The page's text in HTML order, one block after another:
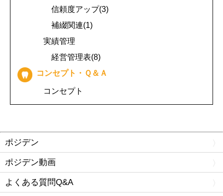
信頼度アップ(3)
補綴関連(1)
実績管理
経営管理表(8)
コンセプト・Ｑ＆Ａ
コンセプト
ポジデン
ポジデン動画
よくある質問Q&A